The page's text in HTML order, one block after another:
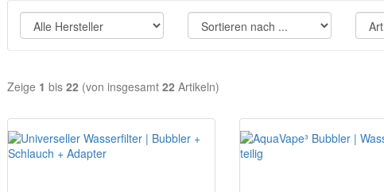
Zeige 1 bis 22 (von insgesamt 22 Artikeln)